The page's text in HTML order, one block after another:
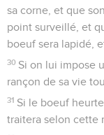
sa corne, et que
point surveillé, et
boeuf sera lapidé,
30 Si on lui impose
rançon de sa vie
31 Si le boeuf
traitera selon cette